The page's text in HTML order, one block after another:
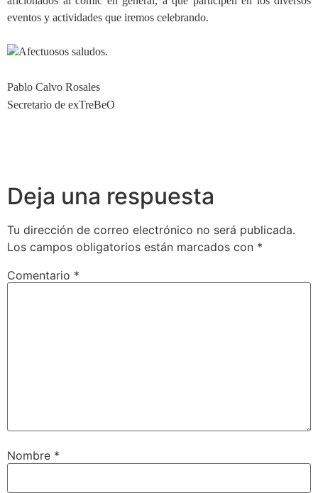
eventos y actividades que iremos celebrando.
Afectuosos saludos.
Pablo Calvo Rosales
Secretario de exTreBeO
Deja una respuesta
Tu dirección de correo electrónico no será publicada.
Los campos obligatorios están marcados con *
Comentario *
Nombre *